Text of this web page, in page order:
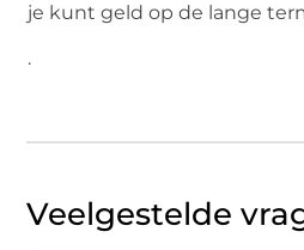
je kunt geld op de lange
.
Veelgestelde